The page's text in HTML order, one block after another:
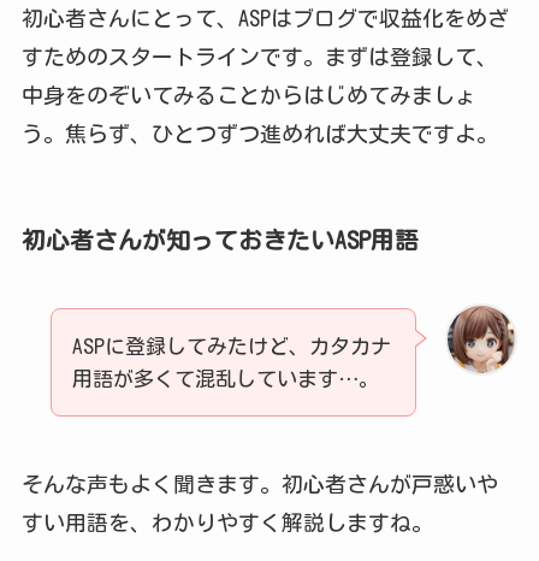
初心者さんにとって、ASPはブログで収益化をめざ
すためのスタートラインです。まずは登録して、
中身をのぞいてみることからはじめてみましょ
う。焦らず、ひとつずつ進めれば大丈夫ですよ。
初心者さんが知っておきたいASP用語
ASPに登録してみたけど、カタカナ
用語が多くて混乱しています…。
そんな声もよく聞きます。初心者さんが戸惑いや
すい用語を、わかりやすく解説しますね。